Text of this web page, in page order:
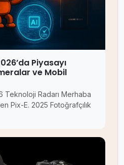
Piyasayı
ve Mobil
Teknoloji Radarı Merhaba
Pix-E. 2025 Fotoğrafçılık